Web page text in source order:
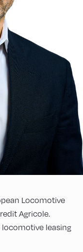
Locomotive
Agricole.
locomotive leasing